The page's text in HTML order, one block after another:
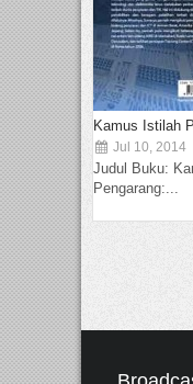
Kamus Istilah
Jul 10, 2014
Judul Buku:
Pengarang:...